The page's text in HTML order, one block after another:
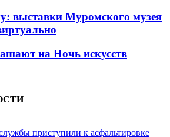
выставки Муромского музея
на Ночь искусств
приступили к асфальтировке